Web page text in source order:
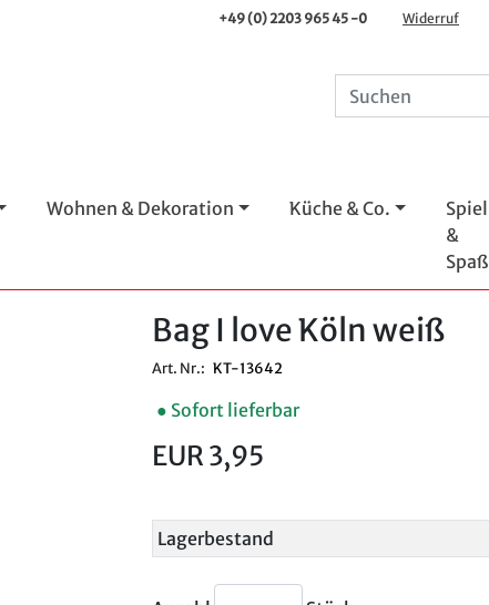
+49 (0) 2203 965 45 -0 Widerruf
Wohnen & Dekoration Küche & Co.
Spiel
&
Spaß
Bag I love Köln weiß
Art. Nr.: KT-13642
● Sofort lieferbar
EUR 3,95
Lagerbestand